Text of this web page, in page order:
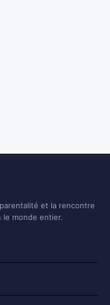
et la rencontre
monde entier.